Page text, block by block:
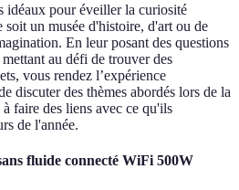
idéaux pour éveiller la curiosité
soit un musée d'histoire, d'art ou de
En leur posant des questions
au défi de trouver des
vous rendez l’expérience
discuter des thèmes abordés lors de la
faire des liens avec ce qu'ils
de l'année.
fluide connecté WiFi 500W